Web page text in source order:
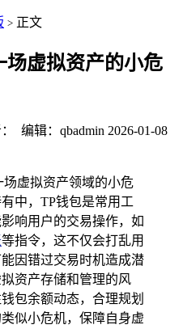
> 正文
虚拟资产的小危
编辑：qbadmin 2026-01-08
虚拟资产领域的小危
中，TP钱包是常用工
响用户的交易操作，如
等指令，这不仅会打乱用
因错过交易时机造成潜
资产存储和管理的风
包余额动态，合理规划
似小危机，保障自身虚